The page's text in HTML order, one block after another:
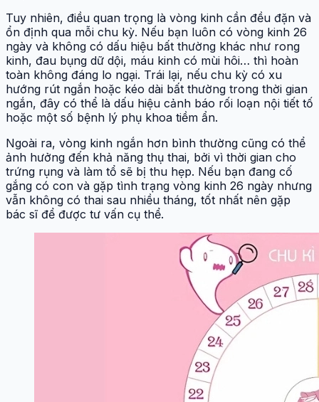
Tuy nhiên, điều quan trọng là vòng kinh cần đều đặn và
ổn định qua mỗi chu kỳ. Nếu bạn luôn có vòng kinh 26
ngày và không có dấu hiệu bất thường khác như rong
kinh, đau bụng dữ dội, máu kinh có mùi hôi… thì hoàn
toàn không đáng lo ngại. Trái lại, nếu chu kỳ có xu
hướng rút ngắn hoặc kéo dài bất thường trong thời gian
ngắn, đây có thể là dấu hiệu cảnh báo rối loạn nội tiết tố
hoặc một số bệnh lý phụ khoa tiềm ẩn.
Ngoài ra, vòng kinh ngắn hơn bình thường cũng có thể
ảnh hưởng đến khả năng thụ thai, bởi vì thời gian cho
trứng rụng và làm tổ sẽ bị thu hẹp. Nếu bạn đang cố
gắng có con và gặp tình trạng vòng kinh 26 ngày nhưng
vẫn không có thai sau nhiều tháng, tốt nhất nên gặp
bác sĩ để được tư vấn cụ thể.